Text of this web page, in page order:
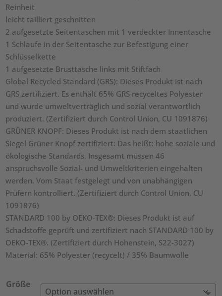
Reinheit
leicht tailliert geschnitten
2 aufgesetzte Seitentaschen mit 1 verdeckter Innentasche
1 Schlaufe in der Seitentasche zur Befestigung einer
Schlüsselkette
1 aufgesetzte Brusttasche links mit Stiftfach
Global Recycled Standard (GRS): Dieses Produkt ist nach
GRS zertifiziert. Es enthält 65% GRS recyceltes Polyester
und wurde umweltverträglich und sozial verantwortlich
produziert. (Zertifiziert durch Control Union, CU 1091876)
GRÜNER KNOPF: Dieses Produkt ist nach dem staatlichen
Siegel Grüner Knopf zertifiziert: Das heißt: hohe soziale und
ökologische Standards. Insgesamt müssen 46
anspruchsvolle Sozial- und Umweltkriterien eingehalten
werden. Vom Staat festgelegt und von unabhängigen
Prüfern kontrolliert. (Zertifiziert durch Control Union, CU
1091876)
STANDARD 100 by OEKO-TEX®: Dieses Produkt ist auf
Schadstoffe geprüft und zertifiziert nach STANDARD 100 by
OEKO-TEX®. (Zertifiziert durch Hohenstein, S22-3027)
Material: 65% Polyester (recycelt) / 35% Baumwolle
Größe